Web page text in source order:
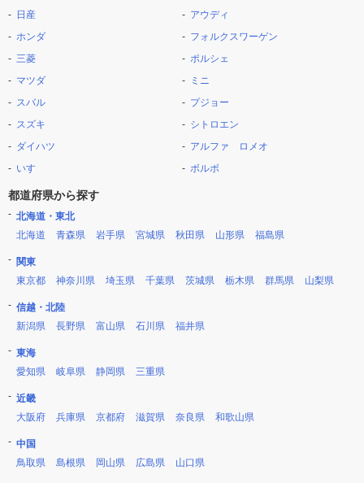
日産
ホンダ
三菱
マツダ
スバル
スズキ
ダイハツ
いすゞ
アウディ
フォルクスワーゲン
ポルシェ
ミニ
プジョー
シトロエン
アルファ ロメオ
ボルボ
都道府県から探す
北海道・東北
北海道
青森県 岩手県 宮城県 秋田県 山形県 福島県
関東
東京都
神奈川県 埼玉県 千葉県 茨城県 栃木県 群馬県 山梨県
信越・北陸
新潟県
長野県 富山県 石川県 福井県
東海
愛知県
岐阜県 静岡県 三重県
近畿
大阪府
兵庫県 京都府 滋賀県 奈良県 和歌山県
中国
鳥取県
島根県 岡山県 広島県 山口県